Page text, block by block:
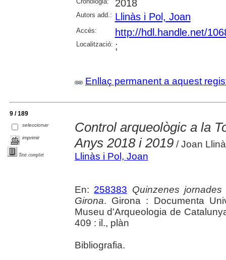
2018
Autors add.: Llinàs i Pol, Joan
Accés: http://hdl.handle.net/
Localització: ;
Enllaç permanent a aquest
9 / 189
seleccionar
imprimir
Text complet
Control arqueològic a la
Anys 2018 i 2019/ Joan
Llinàs i Pol, Joan
En: 258383 Quinzenes
Girona. Girona : Documenta
Museu d'Arqueologia de
409 : il., plàn
Bibliografia.